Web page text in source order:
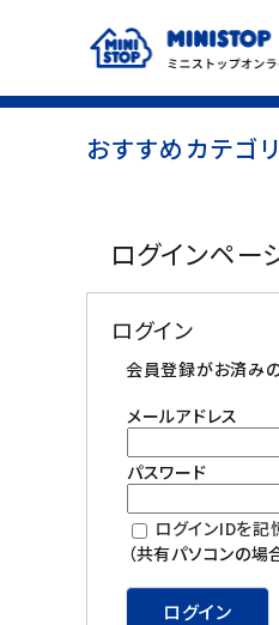
おすすめカテゴ
ログイン person 新規
カテゴリから探す
冷凍食品
スイーツ
ログインペー
ログイン
会員登録がお済み
メールアドレス
パスワード
ログインIDを記
（共有パソコンの場
ログイン